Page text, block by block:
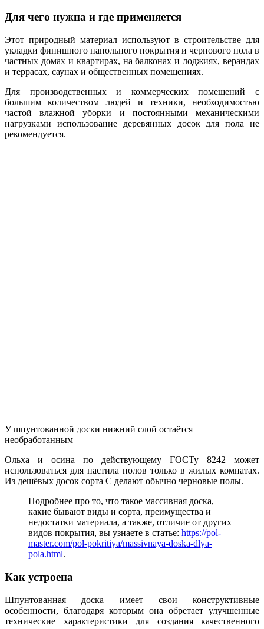
Для чего нужна и где применяется
Этот природный материал используют в строительстве для
укладки финишного напольного покрытия и чернового пола в
частных домах и квартирах, на балконах и лоджиях, верандах
и террасах, саунах и общественных помещениях.
Для производственных и коммерческих помещений с
большим количеством людей и техники, необходимостью
частой влажной уборки и постоянными механическими
нагрузками использование деревянных досок для пола не
рекомендуется.
У шпунтованной доски нижний слой остаётся
необработанным
Ольха и осина по действующему ГОСТу 8242 может
использоваться для настила полов только в жилых комнатах.
Из дешёвых досок сорта С делают обычно черновые полы.
Подробнее про то, что такое массивная доска,
какие бывают виды и сорта, преимущества и
недостатки материала, а также, отличие от других
видов покрытия, вы узнаете в статье: https://pol-
master.com/pol-pokritiya/massivnaya-doska-dlya-
pola.html.
Как устроена
Шпунтованная доска имеет свои конструктивные
особенности, благодаря которым она обретает улучшенные
технические характеристики для создания качественного